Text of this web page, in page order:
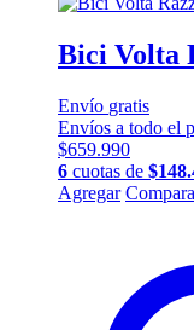
Bici Volta
Envío gratis
Envíos a todo el
$659.990
6 cuotas de $
Agregar Este
variantes.
Las
opciones